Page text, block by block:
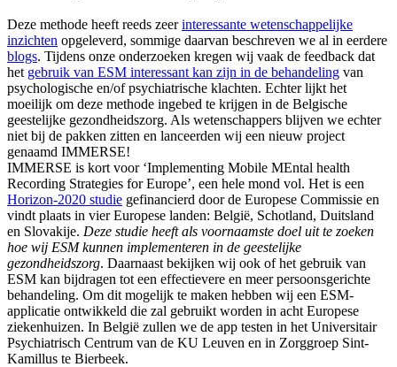
Deze methode heeft reeds zeerinteressante wetenschappelijke
inzichten opgeleverd, sommige daarvan beschreven we al in eerdere
blogs. Tijdens onze onderzoeken kregen wij vaak de feedback dat
het gebruik van ESM interessant kan zijn in de behandeling van
psychologische en/of psychiatrische klachten. Echter lijkt het
moeilijk om deze methode ingebed te krijgen in de Belgische
geestelijke gezondheidszorg. Als wetenschappers blijven we echter
niet bij de pakken zitten en lanceerden wij een nieuw project
genaamd IMMERSE!
IMMERSE is kort voor ‘Implementing Mobile MEntal health
Recording Strategies for Europe’, een hele mond vol. Het is een
Horizon-2020 studie gefinancierd door de Europese Commissie en
vindt plaats in vier Europese landen: België, Schotland, Duitsland
en Slovakije. Deze studie heeft als voornaamste doel uit te zoeken
hoe wij ESM kunnen implementeren in de geestelijke
gezondheidszorg. Daarnaast bekijken wij ook of het gebruik van
ESM kan bijdragen tot een effectievere en meer persoonsgerichte
behandeling. Om dit mogelijk te maken hebben wij een ESM-
applicatie ontwikkeld die zal gebruikt worden in acht Europese
ziekenhuizen. In België zullen we de app testen in het Universitair
Psychiatrisch Centrum van de KU Leuven en in Zorggroep Sint-
Kamillus te Bierbeek.